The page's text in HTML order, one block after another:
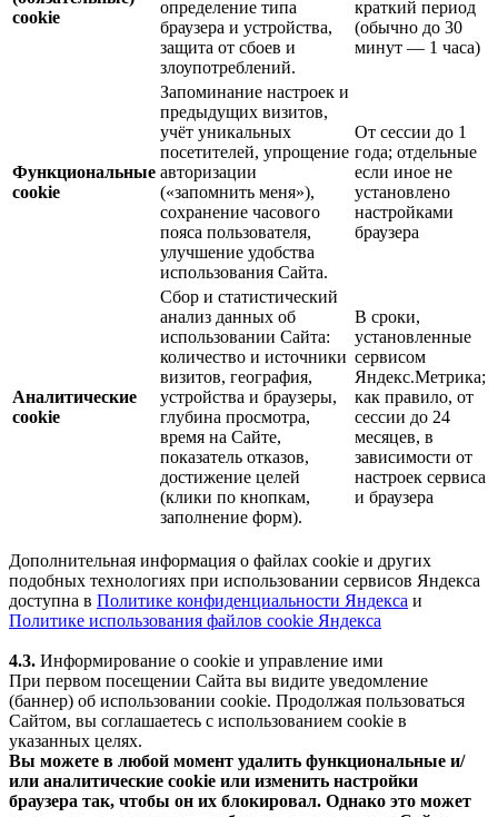
cookie
определение типа
браузера и устройства,
защита от сбоев и
злоупотреблений.
краткий период
(обычно до 30
минут — 1 часа)
Функциональные
cookie
Запоминание настроек и
предыдущих визитов,
учёт уникальных
посетителей, упрощение
авторизации
(«запомнить меня»),
сохранение часового
пояса пользователя,
улучшение удобства
использования Сайта.
От сессии до 1
года; отдельные
если иное не
установлено
настройками
браузера
Аналитические
cookie
Сбор и статистический
анализ данных об
использовании Сайта:
количество и источники
визитов, география,
устройства и браузеры,
глубина просмотра,
время на Сайте,
показатель отказов,
достижение целей
(клики по кнопкам,
заполнение форм).
В сроки,
установленные
сервисом
Яндекс.Метрика;
как правило, от
сессии до 24
месяцев, в
зависимости от
настроек сервиса
и браузера
Дополнительная информация о файлах cookie и других
подобных технологиях при использовании сервисов Яндекса
доступна в Политике конфиденциальности Яндекса и
Политике использования файлов cookie Яндекса
4.3. Информирование о cookie и управление ими
При первом посещении Сайта вы видите уведомление
(баннер) об использовании cookie. Продолжая пользоваться
Сайтом, вы соглашаетесь с использованием cookie в
указанных целях.
Вы можете в любой момент удалить функциональные и/
или аналитические cookie или изменить настройки
браузера так, чтобы он их блокировал. Однако это может